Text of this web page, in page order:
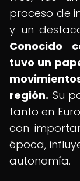
proceso de
y un
Conocido
tuvo un
región. Su
tanto en
con
época,
autonomía.